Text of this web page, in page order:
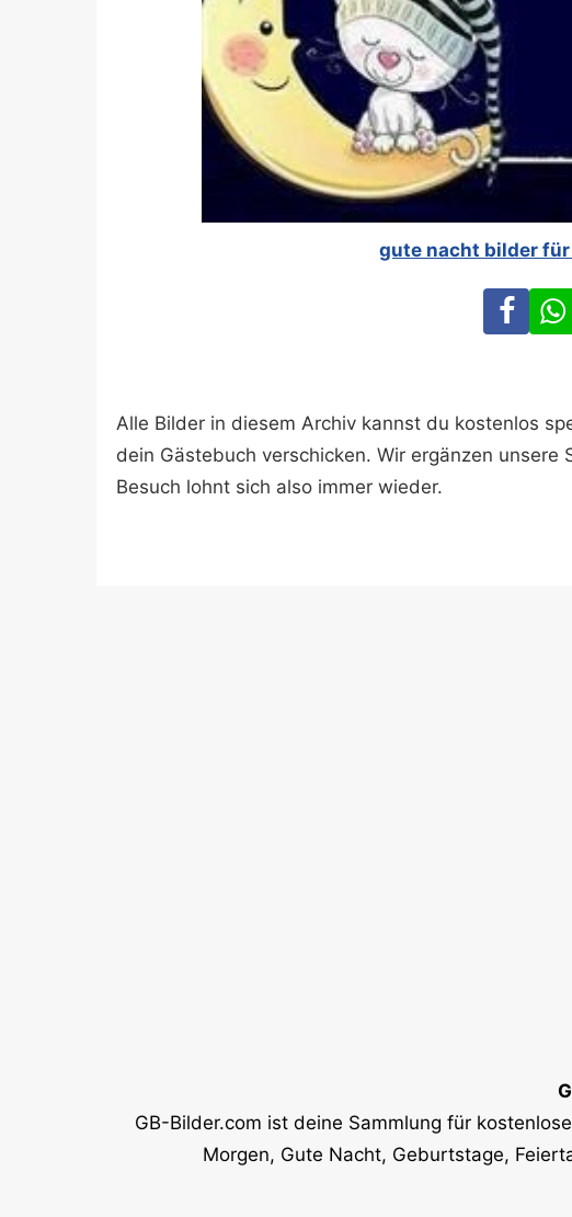
gute nacht bilder
Alle Bilder in diesem Archiv kannst du kostenlos
dein Gästebuch verschicken. Wir ergänzen unsere
Besuch lohnt sich also immer wieder.
GB-Bilder.com ist deine Sammlung für
Morgen, Gute Nacht, Geburtstage,